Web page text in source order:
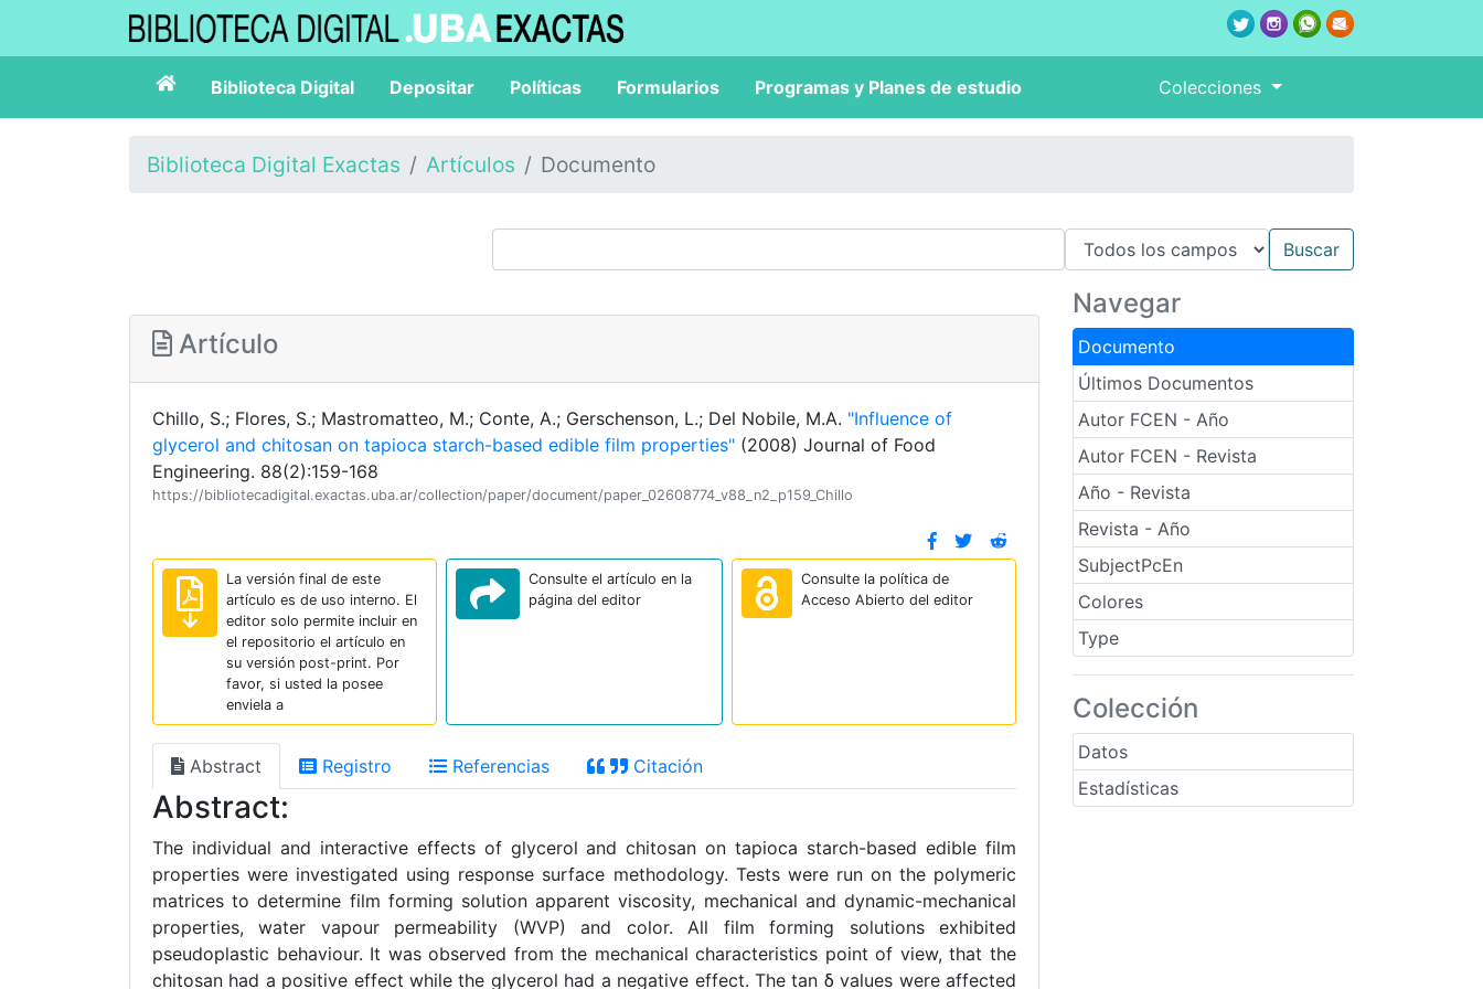
Biblioteca Digital Depositar Políticas Formularios Programas y Planes de estudio Colecciones
Biblioteca Digital Exactas Artículos Documento
Navegar
Documento
Últimos Documentos
Autor FCEN - Año
Autor FCEN - Revista
Año - Revista
Revista - Año
SubjectPcEn
Colores
Type
Colección
Datos
Estadísticas
Artículo
Chillo, S.; Flores, S.; Mastromatteo, M.; Conte, A.; Gerschenson, L.; Del Nobile, M.A. "Influence of
glycerol and chitosan on tapioca starch-based edible film properties" (2008) Journal of Food
Engineering. 88(2):159-168
https://bibliotecadigital.exactas.uba.ar/collection/paper/document/paper_02608774_v88_n2_p159_Chillo
La versión final de este
artículo es de uso interno. El
editor solo permite incluir en
el repositorio el artículo en
su versión post-print. Por
favor, si usted la posee
enviela a
Consulte el artículo en la
página del editor
Consulte la política de
Acceso Abierto del editor
Abstract Registro Referencias Citación
Abstract:
The individual and interactive effects of glycerol and chitosan on tapioca starch-based edible film
properties were investigated using response surface methodology. Tests were run on the polymeric
matrices to determine film forming solution apparent viscosity, mechanical and dynamic-mechanical
properties, water vapour permeability (WVP) and color. All film forming solutions exhibited
pseudoplastic behaviour. It was observed from the mechanical characteristics point of view, that the
chitosan had a positive effect while the glycerol had a negative effect. The tan δ values were affected